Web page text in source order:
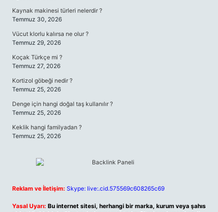
Kaynak makinesi türleri nelerdir ?
Temmuz 30, 2026
Vücut klorlu kalırsa ne olur ?
Temmuz 29, 2026
Koçak Türkçe mi ?
Temmuz 27, 2026
Kortizol göbeği nedir ?
Temmuz 25, 2026
Denge için hangi doğal taş kullanılır ?
Temmuz 25, 2026
Keklik hangi familyadan ?
Temmuz 25, 2026
Reklam ve İletişim: Skype: live:.cid.575569c608265c69
Yasal Uyarı: Bu internet sitesi, herhangi bir marka, kurum veya şahıs